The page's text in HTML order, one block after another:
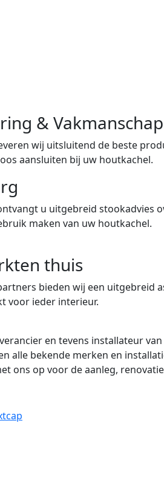
& Vakmanschap
wij uitsluitend de beste
aansluiten bij uw houtkachel.
u uitgebreid stookadvies
maken van uw houtkachel.
thuis
bieden wij een uitgebreid
voor ieder interieur.
en tevens installateur
alle bekende merken en
ons op voor de aanleg,